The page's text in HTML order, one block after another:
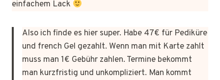
einfachem Lack
Also ich finde es hier super. Habe 47€ für Pediküre
und french Gel gezahlt. Wenn man mit Karte zahlt
muss man 1€ Gebühr zahlen. Termine bekommt
man kurzfristig und unkompliziert. Man kommt